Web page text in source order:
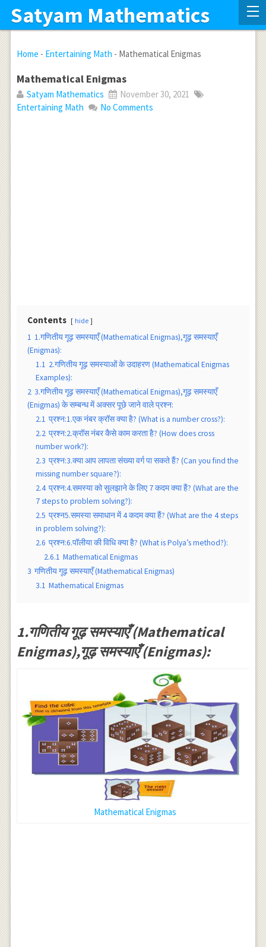
Satyam Mathematics
Home - Entertaining Math - Mathematical Enigmas
Mathematical Enigmas
Satyam Mathematics
November 30, 2021
Entertaining Math
No Comments
Contents hide
1 1.गणितीय गूढ़ समस्याएँ (Mathematical Enigmas),गूढ़ समस्याएँ
(Enigmas):
1.1 2.गणितीय गूढ़ समस्याओं के उदाहरण (Mathematical Enigmas
Examples):
2 3.गणितीय गूढ़ समस्याएँ (Mathematical Enigmas),गूढ़ समस्याएँ
(Enigmas) के सम्बन्ध में अक्सर पूछे जाने वाले प्रश्न:
2.1 प्रश्न:1.एक नंबर क्रॉस क्या है? (What is a number cross?):
2.2 प्रश्न:2.क्रॉस नंबर कैसे काम करता है? (How does cross
number work?):
2.3 प्रश्न:3.क्या आप लापता संख्या वर्ग पा सकते हैं? (Can you find the
missing number square?):
2.4 प्रश्न:4.समस्या को सुलझाने के लिए 7 कदम क्या हैं? (What are the
7 steps to problem solving?):
2.5 प्रश्न5.समस्या समाधान में 4 कदम क्या हैं? (What are the 4 steps
in problem solving?):
2.6 प्रश्न:6.पॉलीया की विधि क्या है? (What is Polya’s method?):
2.6.1 Mathematical Enigmas
3 गणितीय गूढ़ समस्याएँ (Mathematical Enigmas)
3.1 Mathematical Enigmas
1.गणितीय गूढ़ समस्याएँ (Mathematical
Enigmas),गूढ़ समस्याएँ (Enigmas):
Mathematical Enigmas